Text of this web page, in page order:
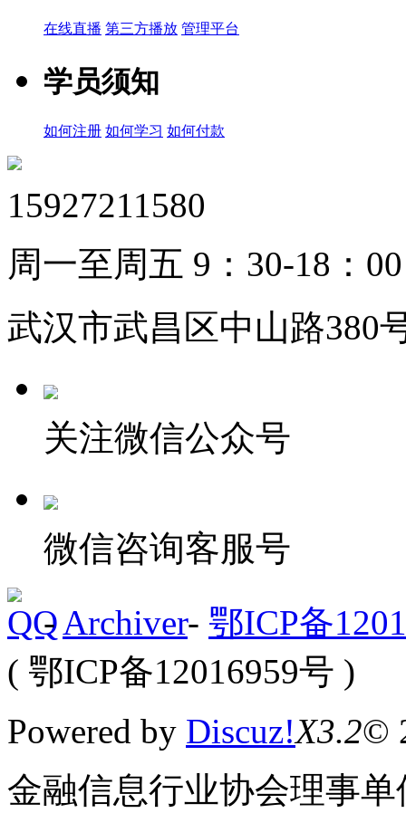
在线直播 第三方播放 管理平台
学员须知
如何注册 如何学习 如何付款
15927211580
周一至周五 9：30-18：00
武汉市武昌区中山路380
关注微信公众号
微信咨询客服号
- Archiver- 鄂ICP备
( 鄂ICP备12016959号 )
Powered by Discuz!X3.2©
金融信息行业协会理事